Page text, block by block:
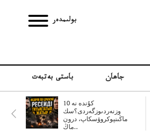
بولىمدەر
باستى بەتبەت جاھان
10 كۇندە نە
وزنەردىوزگەردى؟سك
ماڭىنپوكروۆسكاپ، درون
ماڭ..